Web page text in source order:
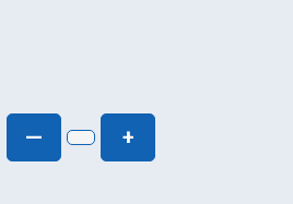
— +